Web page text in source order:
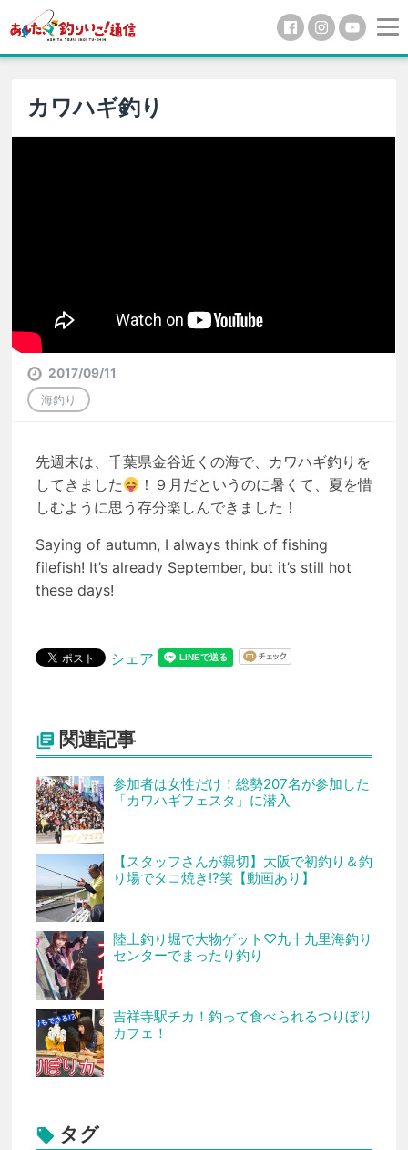
カワハギ釣り
2017/09/11
海釣り
先週末は、千葉県金谷近くの海で、カワハギ釣りを
してきました
！９月だというのに暑くて、夏を惜
しむように思う存分楽しんできました！
Saying of autumn, I always think of fishing
filefish! It’s already September, but it’s still hot
these days!
シェア
 関連記事
参加者は女性だけ！総勢207名が参加した
「カワハギフェスタ」に潜入
【スタッフさんが親切】大阪で初釣り＆釣
り場でタコ焼き!?笑【動画あり】
陸上釣り堀で大物ゲット♡九十九里海釣り
センターでまったり釣り
吉祥寺駅チカ！釣って食べられるつりぼり
カフェ！
 タグ